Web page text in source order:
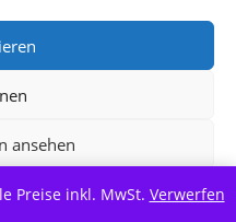
ansehen
Preise inkl. MwSt. Verwerfen